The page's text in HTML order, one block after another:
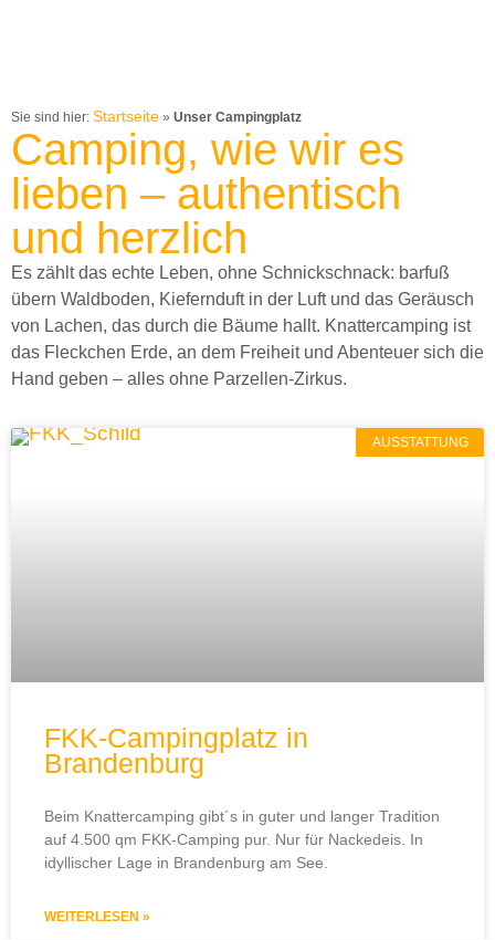
Sie sind hier: Startseite » Unser Campingplatz
Camping, wie wir es
lieben – authentisch
und herzlich
Es zählt das echte Leben, ohne Schnickschnack: barfuß
übern Waldboden, Kiefernduft in der Luft und das Geräusch
von Lachen, das durch die Bäume hallt. Knattercamping ist
das Fleckchen Erde, an dem Freiheit und Abenteuer sich die
Hand geben – alles ohne Parzellen-Zirkus.
AUSSTATTUNG
FKK-Campingplatz in
Brandenburg
Beim Knattercamping gibt´s in guter und langer Tradition
auf 4.500 qm FKK-Camping pur. Nur für Nackedeis. In
idyllischer Lage in Brandenburg am See.
WEITERLESEN »